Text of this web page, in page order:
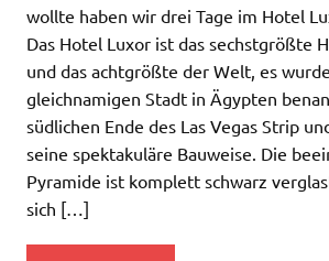
wollte haben wir drei Tage im Hotel
Das Hotel Luxor ist das sechstgrößte
und das achtgrößte der Welt, es
gleichnamigen Stadt in Ägypten
südlichen Ende des Las Vegas Strip
seine spektakuläre Bauweise. Die
Pyramide ist komplett schwarz
sich […]